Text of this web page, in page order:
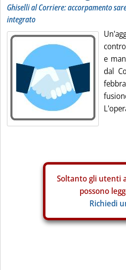
Ghiselli al Corriere: accorpamento
integrato
e
dal
Soltanto gli utenti
possono
Richiedi